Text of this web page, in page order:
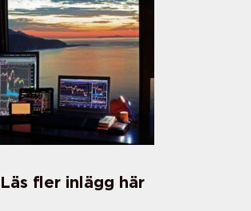
Läs fler inlägg här